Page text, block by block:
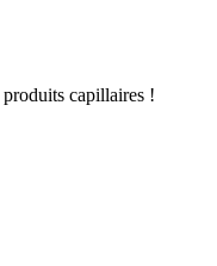
capillaires !